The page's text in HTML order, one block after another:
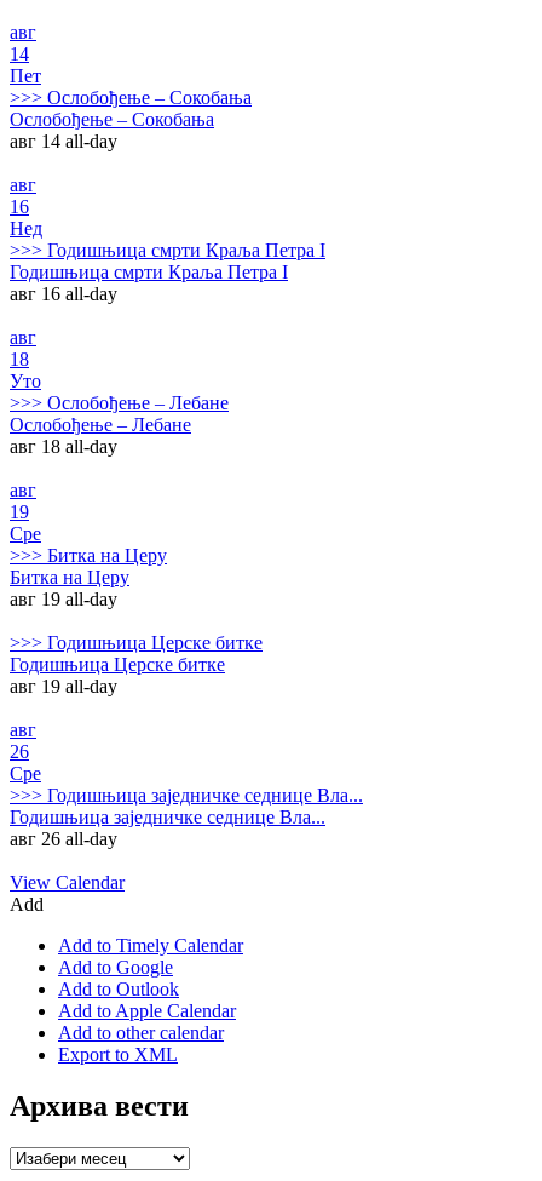
авг
14
Пет
>>> Ослобођење – Сокобања
Ослобођење – Сокобања
авг 14 all-day
авг
16
Нед
>>> Годишњица смрти Краља Петра I
Годишњица смрти Краља Петра I
авг 16 all-day
авг
18
Уто
>>> Ослобођење – Лебане
Ослобођење – Лебане
авг 18 all-day
авг
19
Сре
>>> Битка на Церу
Битка на Церу
авг 19 all-day
>>> Годишњица Церске битке
Годишњица Церске битке
авг 19 all-day
авг
26
Сре
>>> Годишњица заједничке седнице Вла...
Годишњица заједничке седнице Вла...
авг 26 all-day
View Calendar
Add
Add to Timely Calendar
Add to Google
Add to Outlook
Add to Apple Calendar
Add to other calendar
Export to XML
Архива вести
Архива